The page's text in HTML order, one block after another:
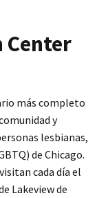
Center
más completo
y
lesbianas,
de Chicago.
cada día el
Lakeview de